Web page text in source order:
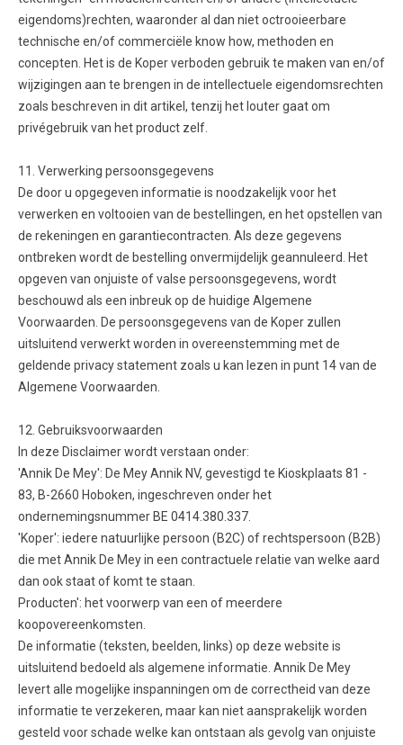
eigendoms)rechten, waaronder al dan niet octrooieerbare
technische en/of commerciële know how, methoden en
concepten. Het is de Koper verboden gebruik te maken van en/of
wijzigingen aan te brengen in de intellectuele eigendomsrechten
zoals beschreven in dit artikel, tenzij het louter gaat om
privégebruik van het product zelf.
11. Verwerking persoonsgegevens
De door u opgegeven informatie is noodzakelijk voor het
verwerken en voltooien van de bestellingen, en het opstellen van
de rekeningen en garantiecontracten. Als deze gegevens
ontbreken wordt de bestelling onvermijdelijk geannuleerd. Het
opgeven van onjuiste of valse persoonsgegevens, wordt
beschouwd als een inbreuk op de huidige Algemene
Voorwaarden. De persoonsgegevens van de Koper zullen
uitsluitend verwerkt worden in overeenstemming met de
geldende privacy statement zoals u kan lezen in punt 14 van de
Algemene Voorwaarden.
12. Gebruiksvoorwaarden
In deze Disclaimer wordt verstaan onder:
'Annik De Mey': De Mey Annik NV, gevestigd te Kioskplaats 81 -
83, B-2660 Hoboken, ingeschreven onder het
ondernemingsnummer BE 0414.380.337.
'Koper': iedere natuurlijke persoon (B2C) of rechtspersoon (B2B)
die met Annik De Mey in een contractuele relatie van welke aard
dan ook staat of komt te staan.
Producten': het voorwerp van een of meerdere
koopovereenkomsten.
De informatie (teksten, beelden, links) op deze website is
uitsluitend bedoeld als algemene informatie. Annik De Mey
levert alle mogelijke inspanningen om de correctheid van deze
informatie te verzekeren, maar kan niet aansprakelijk worden
gesteld voor schade welke kan ontstaan als gevolg van onjuiste